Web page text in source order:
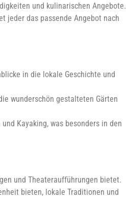
und kulinarischen Angebote.
jeder das passende Angebot nach
in die lokale Geschichte und
wunderschön gestalteten Gärten
Kayaking, was besonders in den
und Theateraufführungen bietet.
bieten, lokale Traditionen und